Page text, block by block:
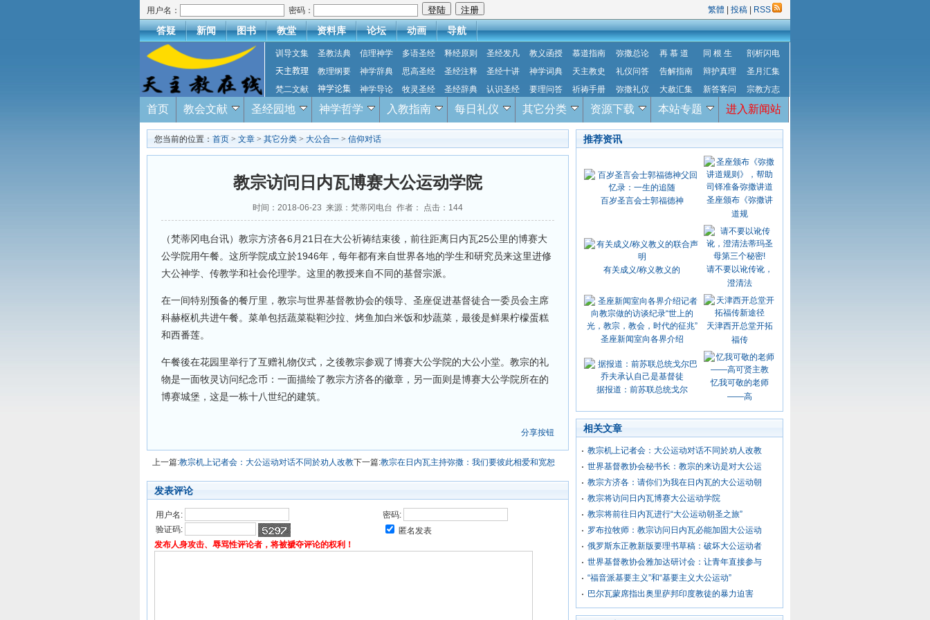
用户名： 密码： 繁體 投稿 RSS
答疑 新闻 图书 教堂 资料库 论坛 动画 导航
训导文集 圣教法典 信理神学 多语圣经 释经原则 圣经发凡 教义函授 慕道指南 弥撒总论 再 慕 道 同 根 生
剖析闪电
天主教理
教理纲要 神学辞典 思高圣经 圣经注释 圣经十讲 神学词典 天主教史 礼仪问答 告解指南 辩护真理
圣月汇集
梵二文献
神学论集 神学导论 牧灵圣经 圣经辞典 认识圣经 要理问答 祈祷手册 弥撒礼仪 大赦汇集 新答客问 宗教方志
首页 教会文献 圣经园地 神学哲学 入教指南 每日礼仪 其它分类 资源下载 本站专题 进入新闻站
您当前的位置： 首页 > 文章 > 其它分类 > 大公合一 > 信仰对话
教宗访问日内瓦博赛大公运动学院
时间：2018-06-23 来源：梵蒂冈电台 作者： 点击： 144
（梵蒂冈电台讯）教宗方济各6月21日在大公祈祷结束後，前往距离日内瓦25公里的博赛大
公学院用午餐。这所学院成立於1946年，每年都有来自世界各地的学生和研究员来这里进修
大公神学、传教学和社会伦理学。这里的教授来自不同的基督宗派。
在一间特别预备的餐厅里，教宗与世界基督教协会的领导、圣座促进基督徒合一委员会主席
科赫枢机共进午餐。菜单包括蔬菜鞑靼沙拉、烤鱼加白米饭和炒蔬菜，最後是鲜果柠檬蛋糕
和西番莲。
午餐後在花园里举行了互赠礼物仪式，之後教宗参观了博赛大公学院的大公小堂。教宗的礼
物是一面牧灵访问纪念币：一面描绘了教宗方济各的徽章，另一面则是博赛大公学院所在的
博赛城堡，这是一栋十八世纪的建筑。
分享按钮
上一篇:教宗机上记者会：大公运动对话不同於劝人改教下一篇:教宗在日内瓦主持弥撒：我们要彼此相爱和宽恕
发表评论
用户名:
密码:
验证码:
匿名发表
发布人身攻击、辱骂性评论者，将被褫夺评论的权利！
推荐资讯
百岁圣言会士郭福德神
圣座颁布《弥撒讲
道规
有关成义/称义教义的
请不要以讹传讹，
澄清法
圣座新闻室向各界介绍
天津西开总堂开拓
福传
据报道：前苏联总统戈尔
忆我可敬的老师
——高
相关文章
教宗机上记者会：大公运动对话不同於劝人改教
世界基督教协会秘书长：教宗的来访是对大公运
教宗方济各：请你们为我在日内瓦的大公运动朝
教宗将访问日内瓦博赛大公运动学院
教宗将前往日内瓦进行“大公运动朝圣之旅”
罗布拉牧师：教宗访问日内瓦必能加固大公运动
俄罗斯东正教新版要理书草稿：破坏大公运动者
世界基督教协会雅加达研讨会：让青年直接参与
“福音派基要主义”和“基要主义大公运动”
巴尔瓦蒙席指出奥里萨邦印度教徒的暴力迫害